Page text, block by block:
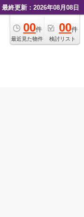
最終更新：2026年08月08日
00件
最近見た物件
00件
検討リスト